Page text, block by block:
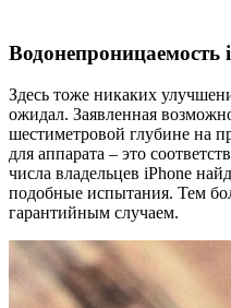
Водонепроницаемость
Здесь тоже никаких
ожидал. Заявленная
шестиметровой глубине на
для аппарата – это
числа владельцев iPhone
подобные испытания. Тем
гарантийным случаем.